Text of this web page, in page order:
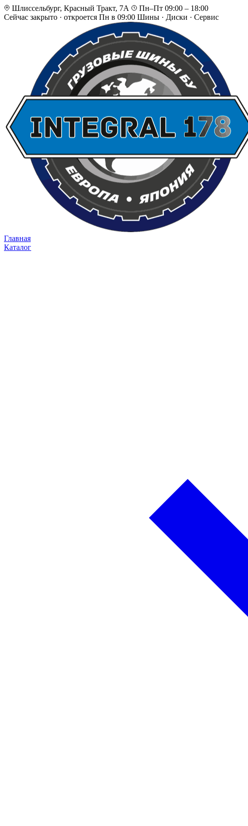
Шлиссельбург, Красный Тракт, 7А
Пн–Пт 09:00 – 18:00
Сейчас закрыто · откроется Пн в 09:00 Шины · Диски · Сервис
Главная
Каталог